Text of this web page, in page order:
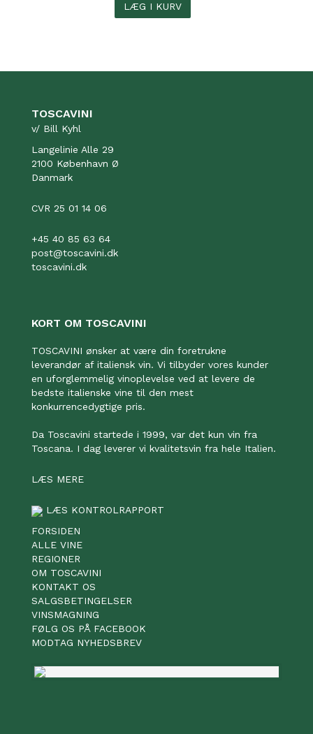
LÆG I KURV
TOSCAVINI
v/ Bill Kyhl
Langelinie Alle 29
2100 København Ø
Danmark
CVR 25 01 14 06
+45 40 85 63 64
post@toscavini.dk
toscavini.dk
KORT OM TOSCAVINI
TOSCAVINI ønsker at være din foretrukne
leverandør af italiensk vin. Vi tilbyder vores kunder
en uforglemmelig vinoplevelse ved at levere de
bedste italienske vine til den mest
konkurrencedygtige pris.
Da Toscavini startede i 1999, var det kun vin fra
Toscana. I dag leverer vi kvalitetsvin fra hele Italien.
LÆS MERE
LÆS KONTROLRAPPORT
FORSIDEN
ALLE VINE
REGIONER
OM TOSCAVINI
KONTAKT OS
SALGSBETINGELSER
VINSMAGNING
FØLG OS PÅ FACEBOOK
MODTAG NYHEDSBREV